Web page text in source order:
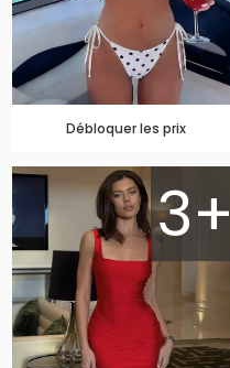
Débloquer les prix
3+